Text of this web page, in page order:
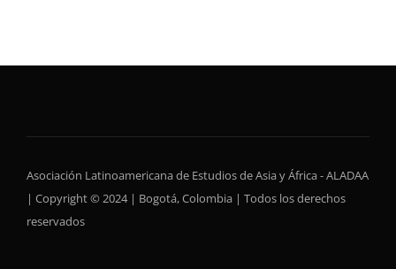
Asociación Latinoamericana de Estudios de Asia y África - ALADAA
| Copyright © 2024 | Bogotá, Colombia | Todos los derechos
reservados